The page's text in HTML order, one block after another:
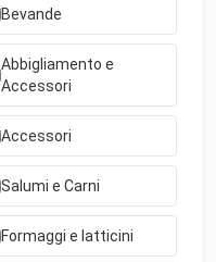
Bevande
Abbigliamento e
Accessori
Accessori
Salumi e Carni
Formaggi e latticini